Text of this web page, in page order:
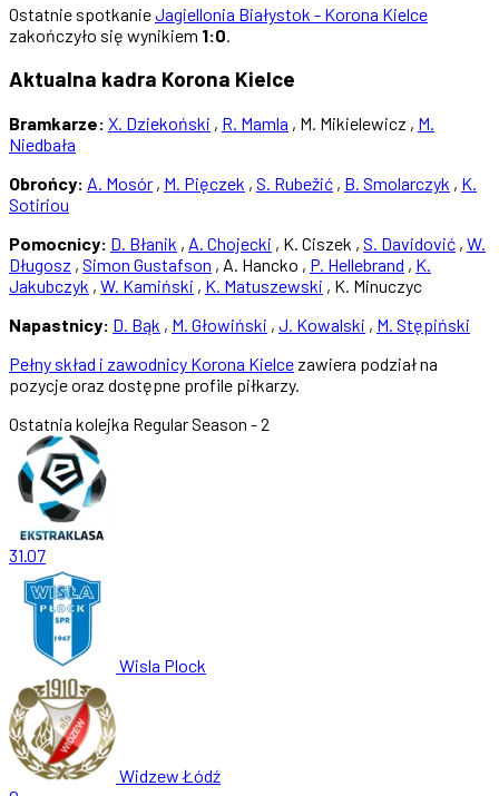
Ostatnie spotkanieJagiellonia Białystok - Korona Kielce
zakończyło się wynikiem 1:0
Aktualna kadra Korona Kielce
Bramkarze: X. Dziekoński , R. Mamla , M. Mikielewicz , M.
Niedbała
Obrońcy: A. Mosór , M. Pięczek , S. Rubežić , B. Smolarczyk , K.
Sotiriou
Pomocnicy: D. Błanik , A. Chojecki , K. Ciszek , S. Davidović , W.
Długosz , Simon Gustafson , A. Hancko , P. Hellebrand , K.
Jakubczyk , W. Kamiński , K. Matuszewski , K. Minuczyc
Napastnicy: D. Bąk , M. Głowiński , J. Kowalski , M. Stępiński
Pełny skład i zawodnicy Korona Kielce zawiera podział na
pozycje oraz dostępne profile piłkarzy.
Ostatnia kolejka Regular Season - 2
31.07
Wisla Plock
Widzew Łódź